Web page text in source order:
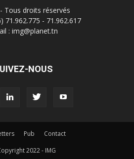
Tous droits réservés
71.962.775 - 71.962.617
: img@planet.tn
NOUS
Pub
Contact
2022 - IMG